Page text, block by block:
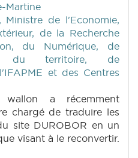
Martine
Ministre de l'Economie,
de la Recherche
du Numérique, de
du territoire, de
et des Centres
wallon a récemment
chargé de traduire les
site DUROBOR en un
visant à le reconvertir.